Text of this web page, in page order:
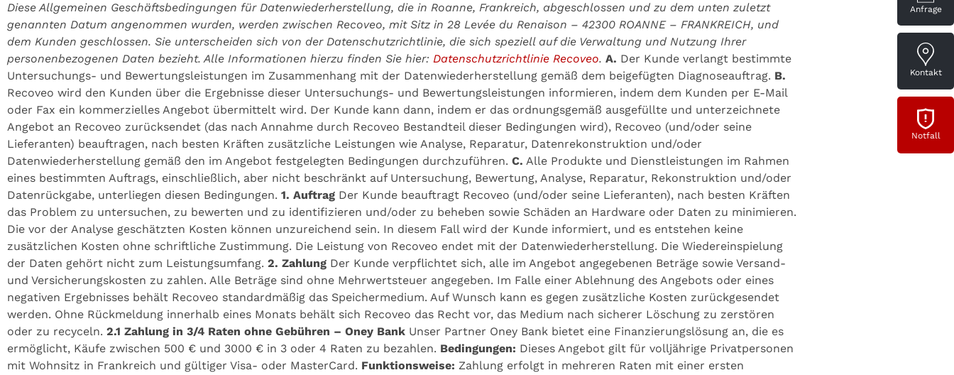
Anfrage
Kontakt
Notfall
Diese Allgemeinen Geschäftsbedingungen für Datenwiederherstellung, die in Roanne, Frankreich, abgeschlossen und zu dem unten zuletzt
genannten Datum angenommen wurden, werden zwischen Recoveo, mit Sitz in 28 Levée du Renaison – 42300 ROANNE – FRANKREICH, und
dem Kunden geschlossen. Sie unterscheiden sich von der Datenschutzrichtlinie, die sich speziell auf die Verwaltung und Nutzung Ihrer
personenbezogenen Daten bezieht. Alle Informationen hierzu finden Sie hier: Datenschutzrichtlinie Recoveo. A. Der Kunde verlangt bestimmte
Untersuchungs- und Bewertungsleistungen im Zusammenhang mit der Datenwiederherstellung gemäß dem beigefügten Diagnoseauftrag. B.
Recoveo wird den Kunden über die Ergebnisse dieser Untersuchungs- und Bewertungsleistungen informieren, indem dem Kunden per E-Mail
oder Fax ein kommerzielles Angebot übermittelt wird. Der Kunde kann dann, indem er das ordnungsgemäß ausgefüllte und unterzeichnete
Angebot an Recoveo zurücksendet (das nach Annahme durch Recoveo Bestandteil dieser Bedingungen wird), Recoveo (und/oder seine
Lieferanten) beauftragen, nach besten Kräften zusätzliche Leistungen wie Analyse, Reparatur, Datenrekonstruktion und/oder
Datenwiederherstellung gemäß den im Angebot festgelegten Bedingungen durchzuführen. C. Alle Produkte und Dienstleistungen im Rahmen
eines bestimmten Auftrags, einschließlich, aber nicht beschränkt auf Untersuchung, Bewertung, Analyse, Reparatur, Rekonstruktion und/oder
Datenrückgabe, unterliegen diesen Bedingungen. 1. Auftrag Der Kunde beauftragt Recoveo (und/oder seine Lieferanten), nach besten Kräften
das Problem zu untersuchen, zu bewerten und zu identifizieren und/oder zu beheben sowie Schäden an Hardware oder Daten zu minimieren.
Die vor der Analyse geschätzten Kosten können unzureichend sein. In diesem Fall wird der Kunde informiert, und es entstehen keine
zusätzlichen Kosten ohne schriftliche Zustimmung. Die Leistung von Recoveo endet mit der Datenwiederherstellung. Die Wiedereinspielung
der Daten gehört nicht zum Leistungsumfang. 2. Zahlung Der Kunde verpflichtet sich, alle im Angebot angegebenen Beträge sowie Versand-
und Versicherungskosten zu zahlen. Alle Beträge sind ohne Mehrwertsteuer angegeben. Im Falle einer Ablehnung des Angebots oder eines
negativen Ergebnisses behält Recoveo standardmäßig das Speichermedium. Auf Wunsch kann es gegen zusätzliche Kosten zurückgesendet
werden. Ohne Rückmeldung innerhalb eines Monats behält sich Recoveo das Recht vor, das Medium nach sicherer Löschung zu zerstören
oder zu recyceln. 2.1 Zahlung in 3/4 Raten ohne Gebühren – Oney Bank Unser Partner Oney Bank bietet eine Finanzierungslösung an, die es
ermöglicht, Käufe zwischen 500 € und 3000 € in 3 oder 4 Raten zu bezahlen. Bedingungen: Dieses Angebot gilt für volljährige Privatpersonen
mit Wohnsitz in Frankreich und gültiger Visa- oder MasterCard. Funktionsweise: Zahlung erfolgt in mehreren Raten mit einer ersten